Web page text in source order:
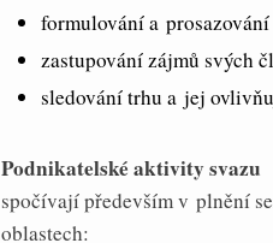
formulování a
zastupování zájmů svých
sledování trhu a jej
Podnikatelské aktivity svazu
spočívají především v plnění
oblastech: